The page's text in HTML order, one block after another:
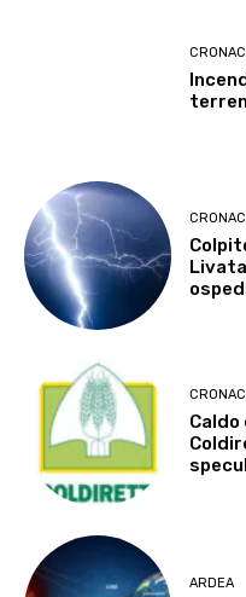
Caldo
ARDEA